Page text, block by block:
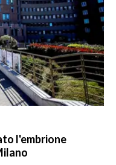
l'embrione